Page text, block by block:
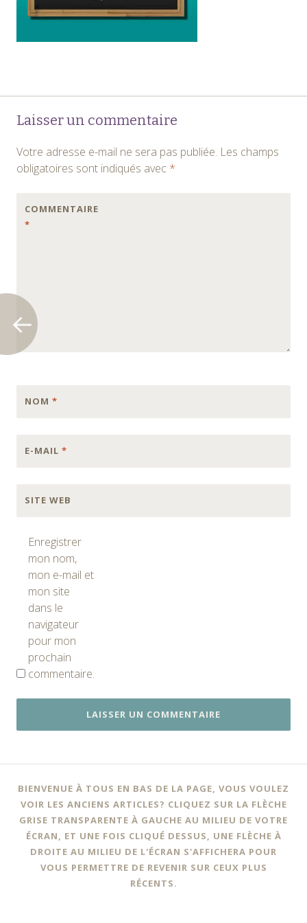
Navigation
des
articles
Laisser un commentaire
Votre adresse e-mail ne sera pas publiée. Les champs
obligatoires sont indiqués avec *
COMMENTAIRE
*
NOM *
E-MAIL *
SITE WEB
Enregistrer
mon nom,
mon e-mail et
mon site
dans le
navigateur
pour mon
prochain
commentaire.
BIENVENUE À TOUS EN BAS DE LA PAGE, VOUS VOULEZ
VOIR LES ANCIENS ARTICLES? CLIQUEZ SUR LA FLÈCHE
GRISE TRANSPARENTE À GAUCHE AU MILIEU DE VOTRE
ÉCRAN, ET UNE FOIS CLIQUÉ DESSUS, UNE FLÈCHE À
DROITE AU MILIEU DE L'ÉCRAN S'AFFICHERA POUR
VOUS PERMETTRE DE REVENIR SUR CEUX PLUS
RÉCENTS.